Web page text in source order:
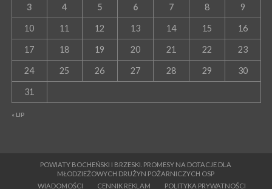
« LIP
3 4 5 6 7 8 9
10 11 12 13 14 15 16
17 18 19 20 21 22 23
24 25 26 27 28 29 30
31
POWIATY BOCHEŃSKI I BRZESKI. PROMESY NA DOTACJE DLA
MŁODZIEŻOWYCH DRUŻYN POŻARNICZYCH OSP
WIADOMOŚCI
CENNIK REKLAM POLITYKA PRYWATNOŚCI